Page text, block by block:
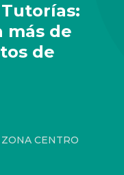
más de
de
ZONA CENTRO